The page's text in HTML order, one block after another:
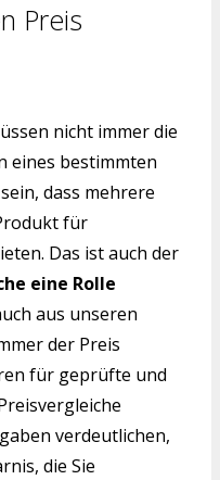
Preis
nicht immer die
eines bestimmten
dass mehrere
für
Das ist auch der
eine Rolle
aus unseren
der Preis
für geprüfte und
verdeutlichen,
die Sie